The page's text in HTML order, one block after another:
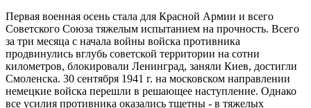
Первая военная осень стала для Красной Армии и всего
Советского Союза тяжелым испытанием на прочность. Всего
за три месяца с начала войны войска противника
продвинулись вглубь советской территории на сотни
километров, блокировали Ленинград, заняли Киев, достигли
Смоленска. 30 сентября 1941 г. на московском направлении
немецкие войска перешли в решающее наступление. Однако
все усилия противника оказались тщетны - в тяжелых